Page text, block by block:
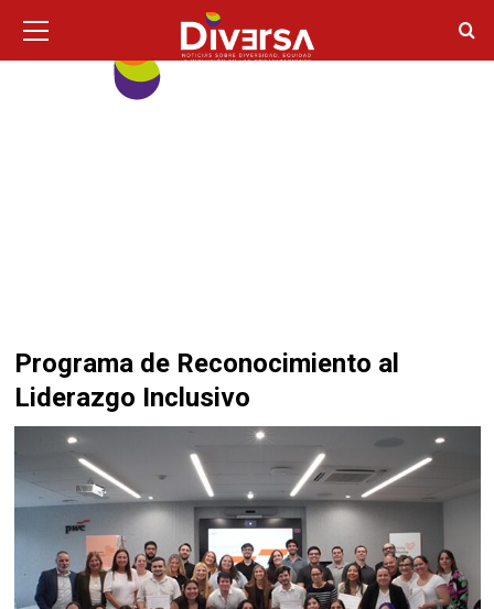
contenido
principal
Programa de Reconocimiento al
Liderazgo Inclusivo